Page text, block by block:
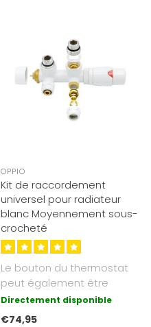
OPPIO
Kit de raccordement
universel pour radiateur
blanc Moyennement sous-
crocheté
Le bouton du thermostat
peut également être
raccordé séparément à un
autre..
Directement disponible
€74,95